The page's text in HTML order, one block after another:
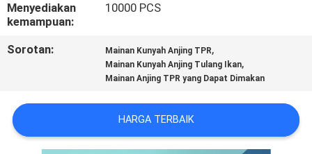
BLOG/NEWS
PRIVACY
POLICY
Menyediakan
kemampuan:
10000 PCS
Sorotan: Mainan Kunyah Anjing TPR,
Mainan Kunyah Anjing Tulang Ikan,
Mainan Anjing TPR yang Dapat Dimakan
HARGA TERBAIK